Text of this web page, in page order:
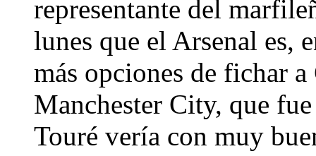
representante del
lunes que el Arsenal es,
más opciones de fichar
Manchester City, que
Touré vería con muy